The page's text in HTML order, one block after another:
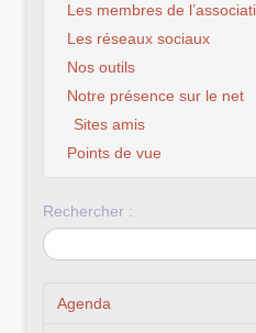
Les membres de
Les réseaux sociaux
Nos outils
Notre présence sur le net
Sites amis
Points de vue
Rechercher :
Agenda